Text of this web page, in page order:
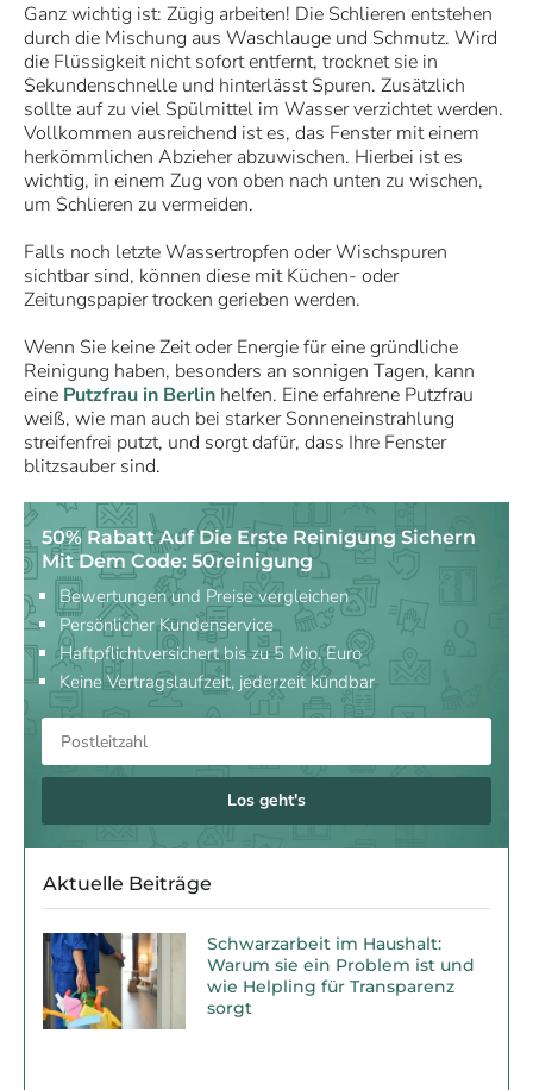
Ganz wichtig ist: Zügig arbeiten! Die Schlieren entstehen
durch die Mischung aus Waschlauge und Schmutz. Wird
die Flüssigkeit nicht sofort entfernt, trocknet sie in
Sekundenschnelle und hinterlässt Spuren. Zusätzlich
sollte auf zu viel Spülmittel im Wasser verzichtet werden.
Vollkommen ausreichend ist es, das Fenster mit einem
herkömmlichen Abzieher abzuwischen. Hierbei ist es
wichtig, in einem Zug von oben nach unten zu wischen,
um Schlieren zu vermeiden.
Falls noch letzte Wassertropfen oder Wischspuren
sichtbar sind, können diese mit Küchen- oder
Zeitungspapier trocken gerieben werden.
Wenn Sie keine Zeit oder Energie für eine gründliche
Reinigung haben, besonders an sonnigen Tagen, kann
eine Putzfrau in Berlin helfen. Eine erfahrene Putzfrau
weiß, wie man auch bei starker Sonneneinstrahlung
streifenfrei putzt, und sorgt dafür, dass Ihre Fenster
blitzsauber sind.
50% Rabatt Auf Die Erste Reinigung Sichern
Mit Dem Code: 50reinigung
Bewertungen und Preise vergleichen
Persönlicher Kundenservice
Haftpflichtversichert bis zu 5 Mio. Euro
Keine Vertragslaufzeit, jederzeit kündbar
Los geht's
Aktuelle Beiträge
Schwarzarbeit im Haushalt:
Warum sie ein Problem ist und
wie Helpling für Transparenz
sorgt